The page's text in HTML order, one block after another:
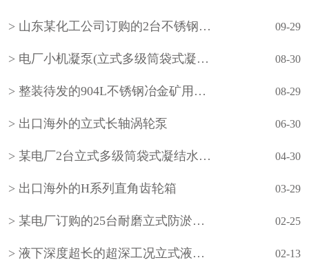
山东某化工公司订购的2台不锈钢立式长轴液下泵 09-29
电厂小机凝泵(立式多级筒袋式凝结水泵) 08-30
整装待发的904L不锈钢冶金矿用立式长轴泵 08-29
出口海外的立式长轴涡轮泵 06-30
某电厂2台立式多级筒袋式凝结水泵(小机凝结水泵) 04-30
出口海外的H系列直角齿轮箱 03-29
某电厂订购的25台耐磨立式防淤多吸头排污水泵 02-25
液下深度超长的超深工况立式液下长轴泵工作原理和技术核心 02-13